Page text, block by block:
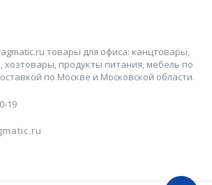
товары для офиса: канцтовары,
хозтовары, продукты питания, мебель по
по Москве и Московской области.
19